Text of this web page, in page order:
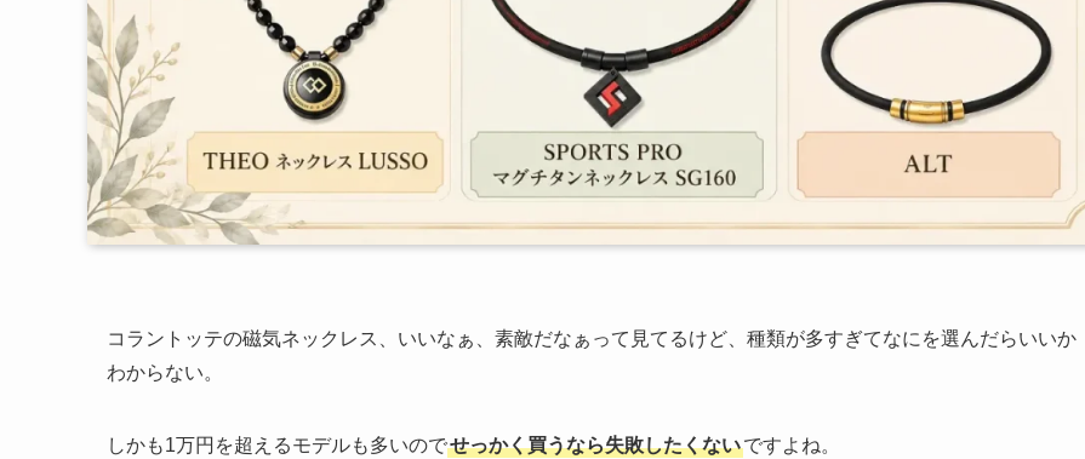
コラントッテの磁気ネックレス、いいなぁ、素敵だなぁって見てるけど、種類が多すぎてなにを選んだらいいか
わからない。
しかも1万円を超えるモデルも多いのでせっかく買うなら失敗したくないですよね。